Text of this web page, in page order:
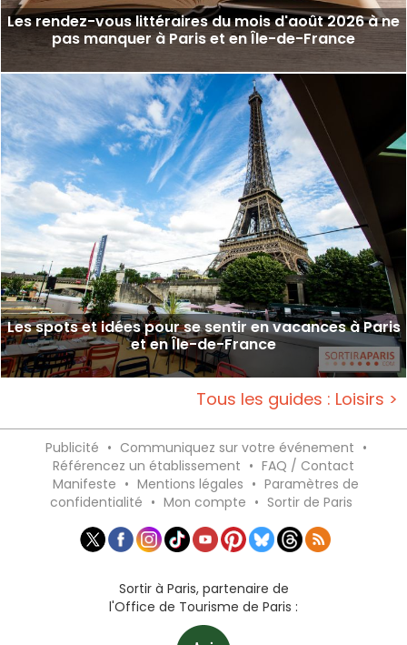
Les rendez-vous littéraires du mois d'août 2026 à ne
pas manquer à Paris et en Île-de-France
Les spots et idées pour se sentir en vacances à Paris
et en Île-de-France
Tous les guides : Loisirs >
Publicité • Communiquez sur votre événement •
Référencez un établissement • FAQ / Contact
Manifeste • Mentions légales • Paramètres de
confidentialité • Mon compte • Sortir de Paris
Sortir à Paris, partenaire de
l'Office de Tourisme de Paris :